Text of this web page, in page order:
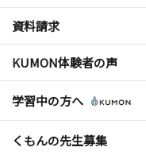
資料請求
KUMON体験者の声
学習中の方へ
くもんの先生募集